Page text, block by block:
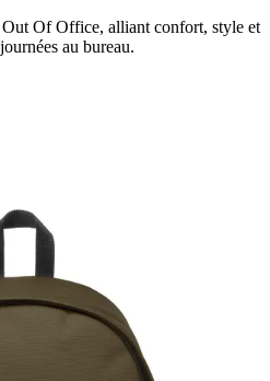
Out Of Office, alliant confort, style et
au bureau.